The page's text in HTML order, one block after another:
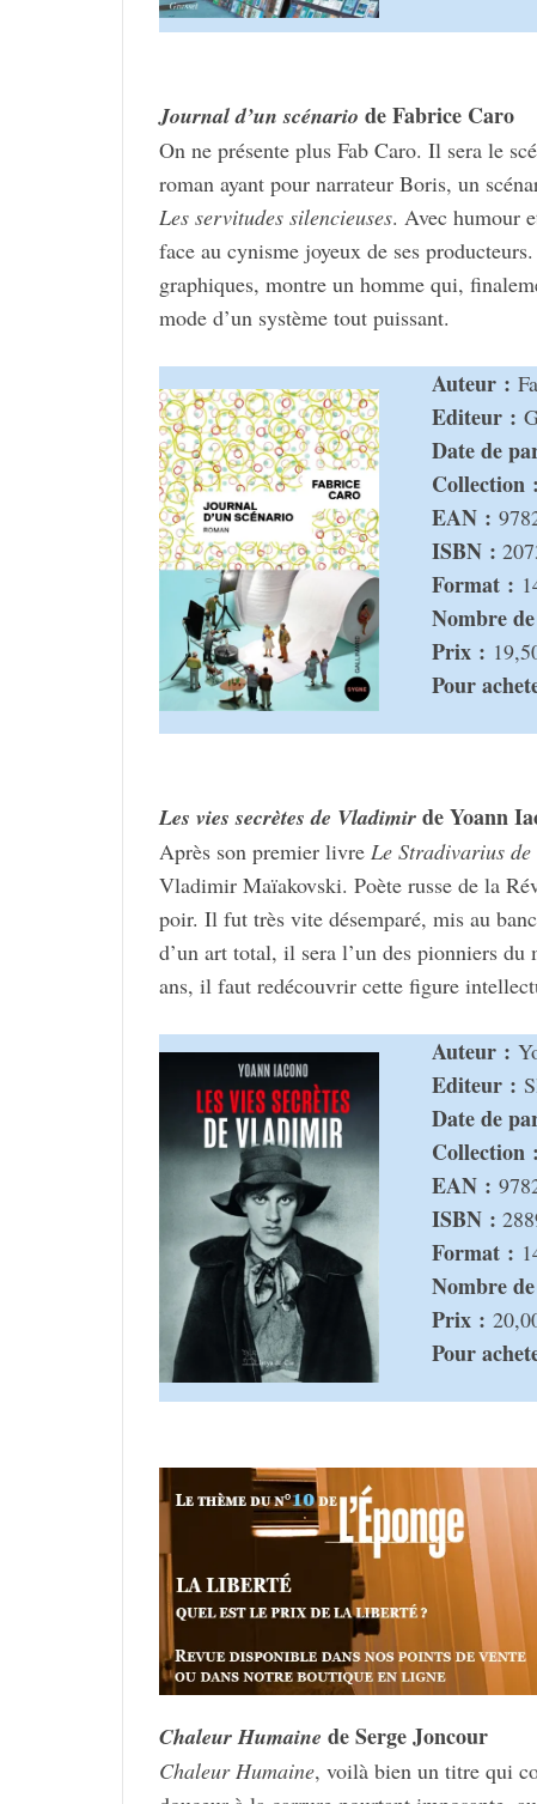
Jour­nal d’un scéna­rio de Fabrice Caro
On ne présente plus Fab Caro. Il sera le
roman ayant pour narra­teur Boris, un
Les servi­tudes silen­cieuses. Avec humour
face au cynisme joyeux de ses
gra­phiques, montre un homme qui,
mode d’un système tout puis­sant.
Auteur :
Editeur :
Date de
Collec­­tion :
EAN :
ISBN :
Format :
Nombre
Prix :
Pour
Les vies secrètes de Vladi­mir de Yoann
Après son premier livre Le Stra­di­va­rius de
Vladi­mir Maïa­kovski. Poète russe de la
poir. Il fut très vite désem­paré, mis au
d’un art total, il sera l’un des pion­niers
ans, il faut redé­cou­vrir cette figure
Auteur :
Editeur :
Date de
Collec­­tion :
EAN :
ISBN :
Format :
Nombre
Prix :
Pour
Chaleur Humaine de Serge Joncour
Chaleur Humaine, voilà bien un titre qui